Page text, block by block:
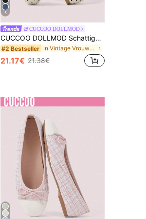
5
CUCCOO DOLLMOD
CUCCOO DOLLMOD Schattige platte schoenen voor dames met een klein strikje
#2 Bestseller in Vintage Vrouwen Flats
21.17€ 21.38€